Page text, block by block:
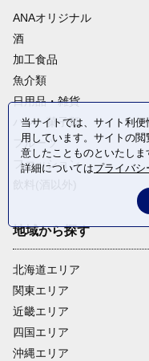
ANAオリジナル
酒
加工食品
魚介類
日用品・雑貨
パン・菓子類
フルーツ
ファッション
地域から探す
北海道エリア
関東エリア
近畿エリア
四国エリア
沖縄エリア
当サイトでは、サイト利
用しています。サイトの
意したことものといたしま
詳細についてはプライバシ